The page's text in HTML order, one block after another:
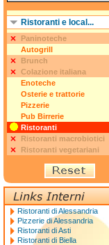
Ristoranti e local...
Paninoteche
Autogrill
Brunch
Colazione italiana
Enoteche
Osterie e trattorie
Pizzerie
Pub Birrerie
Ristoranti
Ristoranti macrobiotici
Ristoranti vegetariani
Ristoranti di Alessandria
Pizzerie di Alessandria
Ristoranti di Asti
Ristoranti di Biella